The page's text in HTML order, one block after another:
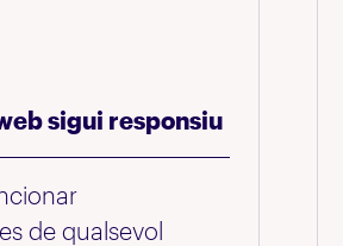
sigui responsiu
de qualsevol